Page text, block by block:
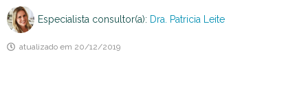
Especialista consultor(a): Dra. Patricia Leite
atualizado em 20/12/2019